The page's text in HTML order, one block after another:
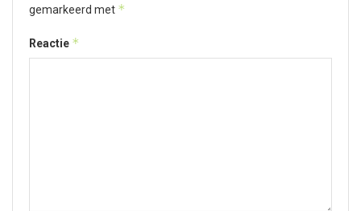
gemarkeerd met *
Reactie *